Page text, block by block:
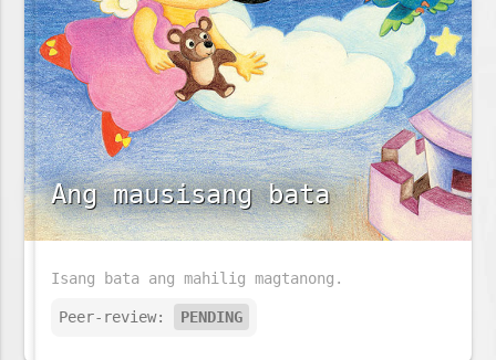
Ang mausisang bata
Isang bata ang mahilig magtanong.
Peer-review: PENDING